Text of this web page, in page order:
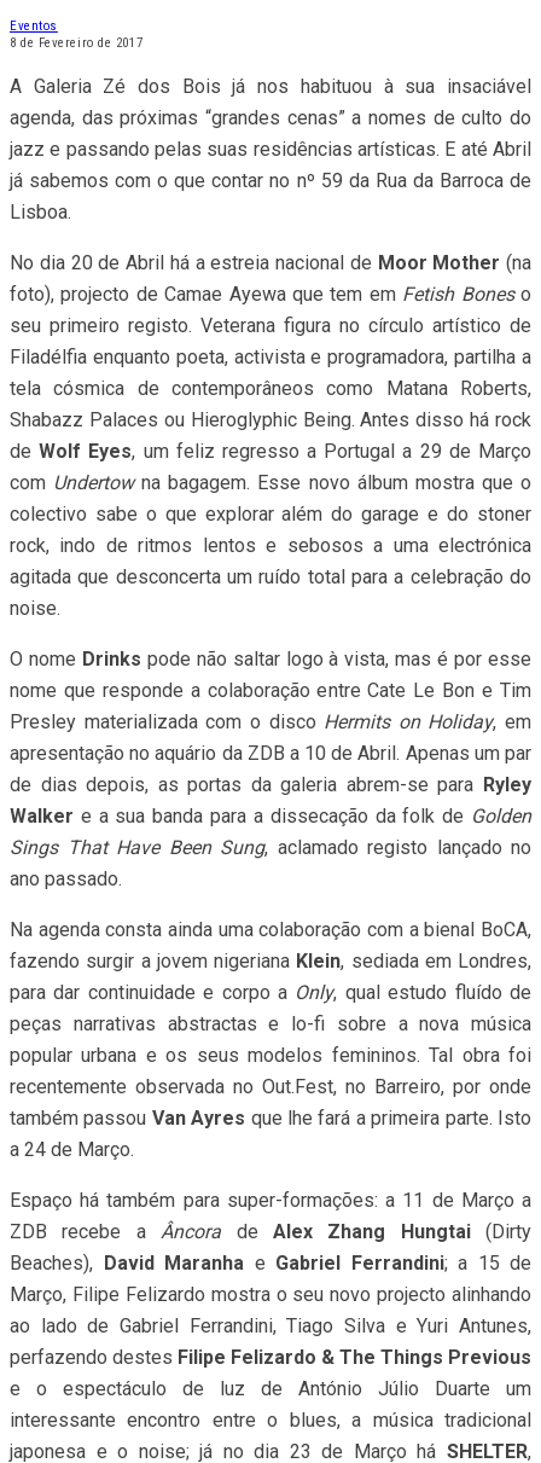
Eventos
8 de Fevereiro de 2017
A Galeria Zé dos Bois já nos habituou à sua insaciável
agenda, das próximas “grandes cenas” a nomes de culto do
jazz e passando pelas suas residências artísticas. E até Abril
já sabemos com o que contar no nº 59 da Rua da Barroca de
Lisboa.
No dia 20 de Abril há a estreia nacional de Moor Mother (na
foto), projecto de Camae Ayewa que tem em Fetish Boneso
seu primeiro registo. Veterana figura no círculo artístico de
Filadélfia enquanto poeta, activista e programadora, partilha a
tela cósmica de contemporâneos como Matana Roberts,
Shabazz Palaces ou Hieroglyphic Being. Antes disso há rock
deWolf Eyes, um feliz regresso a Portugal a 29 de Março
com Undertowna bagagem. Esse novo álbum mostra que o
colectivo sabe o que explorar além do garage e do stoner
rock, indo de ritmos lentos e sebosos a uma electrónica
agitada que desconcerta um ruído total para a celebração do
noise.
O nome Drinks pode não saltar logo à vista, mas é por esse
nome que responde a colaboração entre Cate Le Bon e Tim
Presley materializada com o disco Hermits on Holiday, em
apresentação no aquário da ZDB a 10 de Abril. Apenas um par
de dias depois, as portas da galeria abrem-se para Ryley
Walker e a sua banda para a dissecação da folk de Golden
Sings That Have Been Sung, aclamado registo lançado no
ano passado.
Na agenda consta ainda uma colaboração com a bienal BoCA,
fazendo surgir a jovem nigeriana Klein, sediada em Londres,
para dar continuidade e corpo a Only, qual estudo fluído de
peças narrativas abstractas e lo-fi sobre a nova música
popular urbana e os seus modelos femininos. Tal obra foi
recentemente observada no Out.Fest, no Barreiro, por onde
também passou Van Ayres que lhe fará a primeira parte. Isto
a 24 de Março.
Espaço há também para super-formações: a 11 de Março a
ZDB recebe aÂncora de Alex Zhang Hungtai(Dirty
Beaches),
David Maranha e Gabriel Ferrandini; a 15 de
Março, Filipe Felizardo mostra o seu novo projecto alinhando
ao lado de Gabriel Ferrandini, Tiago Silva e Yuri Antunes,
perfazendo destes Filipe Felizardo & The Things Previous
e o espectáculo de luz de António Júlio Duarte um
interessante encontro entre o blues, a música tradicional
japonesa e o noise; já no dia 23 de Março há SHELTER,